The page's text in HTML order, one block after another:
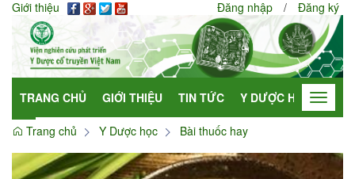
Giới thiệu Đăng nhập / Đăng ký
TRANG CHỦ GIỚI THIỆU TIN TỨC Y DƯỢC HỌC Toggle
Trang chủ
Y Dược học Bài thuốc hay